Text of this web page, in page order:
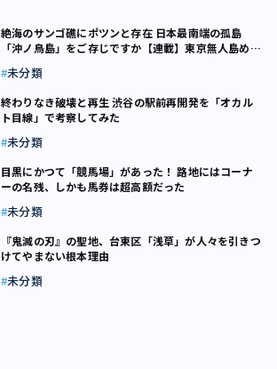
絶海のサンゴ礁にポツンと存在 日本最南端の孤島
「沖ノ鳥島」をご存じですか【連載】東京無人島めぐ
未分類
終わりなき破壊と再生 渋谷の駅前再開発を「オカル
ト目線」で考察してみた
未分類
目黒にかつて「競馬場」があった！ 路地にはコーナ
ーの名残、しかも馬券は超高額だった
未分類
『鬼滅の刃』の聖地、台東区「浅草」が人々を引きつ
けてやまない根本理由
未分類